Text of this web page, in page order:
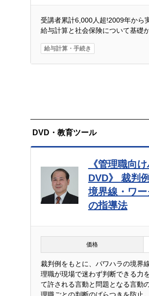
サービス改善等のため
個人情報の第三者提供につい
本人の同意がある場合又は
上記の利用目的の達成の範
報の適切な管理を行ってい
開示対象個人情報の開示等お
ご本人からの求めにより、
去および第三者への提供の
い。
個人情報を入力するにあたっ
貴殿が弊社に対して個人情
当ウェブサイトでは、お客
この技術により取得した情
受講者累計6,000人超!2009年から
給与計算と社会保険について基礎
給与計算・手続き
DVD・教育ツール
《管理職向
DVD》 裁判
境界線・ワ
の指導法
価格
裁判例をもとに、パワハラの境界
理職が現場で迷わず判断できる力
て許される言動と問題となる言動